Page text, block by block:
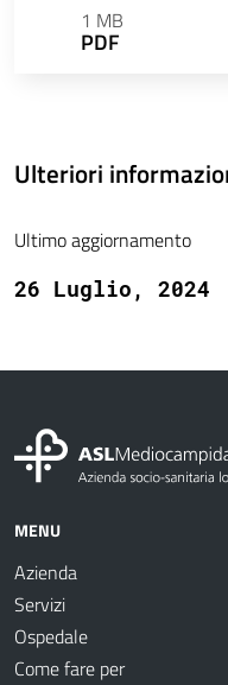
1 MB
PDF
Ulteriori
Ultimo aggiornamento
26 Luglio, 2024
MENU
Azienda
Servizi
Ospedale
Come fare per